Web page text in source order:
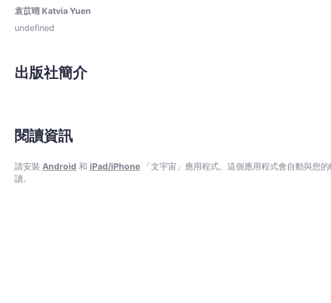
袁苡晴 Katvia Yuen
undefined
出版社簡介
閱讀資訊
請安裝 Android 和 iPad/iPhone 「文宇宙」應用程式。這個應用程式會自動與您
讀。